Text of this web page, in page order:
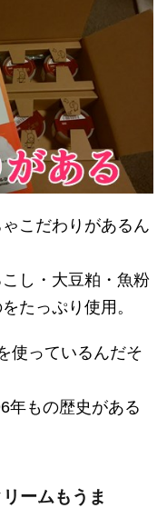
こだわりがあるん
し・大豆粕・魚粉
たっぷり使用。
使っているんだそ
年もの歴史がある
ームもうま